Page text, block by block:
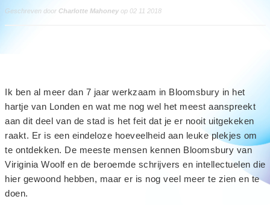
Geschreven door Charlotte Mahoney op 02 11 2018
Ik ben al meer dan 7 jaar werkzaam in Bloomsbury in het
hartje van Londen en wat me nog wel het meest aanspreekt
aan dit deel van de stad is het feit dat je er nooit uitgekeken
raakt. Er is een eindeloze hoeveelheid aan leuke plekjes om
te ontdekken. De meeste mensen kennen Bloomsbury van
Viriginia Woolf en de beroemde schrijvers en intellectuelen die
hier gewoond hebben, maar er is nog veel meer te zien en te
doen.